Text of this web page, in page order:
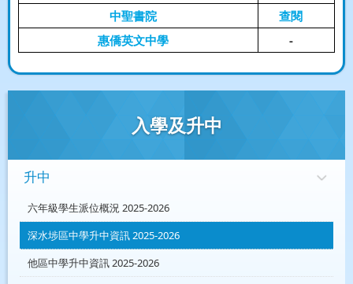
中聖書院
查閱
惠僑英文中學
-
入學及升中
升中
六年級學生派位概況 2025-2026
深水埗區中學升中資訊 2025-2026
他區中學升中資訊 2025-2026